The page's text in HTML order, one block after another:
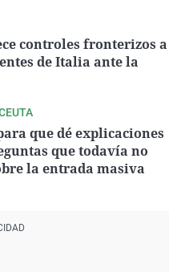
controles fronterizos a
de Italia ante la
que dé explicaciones
que todavía no
la entrada masiva